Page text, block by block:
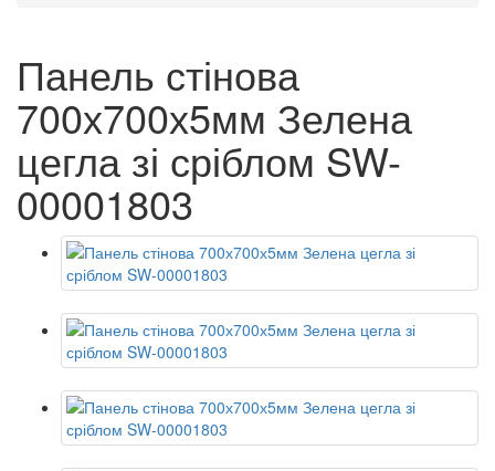
Панель стінова
700х700х5мм Зелена
цегла зі сріблом SW-
00001803